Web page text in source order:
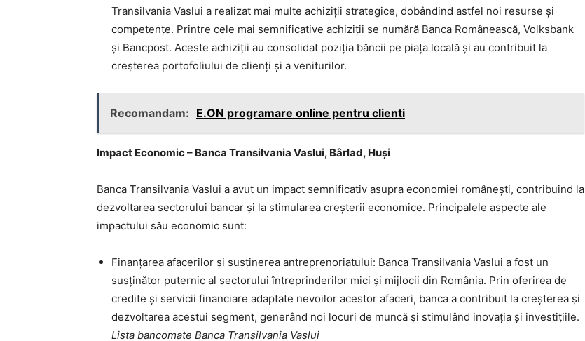
Transilvania Vaslui a realizat mai multe achiziții strategice, dobândind astfel noi resurse și
competențe. Printre cele mai semnificative achiziții se numără Banca Românească, Volksbank
și Bancpost. Aceste achiziții au consolidat poziția băncii pe piața locală și au contribuit la
creșterea portofoliului de clienți și a veniturilor.
Recomandam: E.ON programare online pentru clienti
Impact Economic – Banca Transilvania Vaslui, Bârlad, Huși
Banca Transilvania Vaslui a avut un impact semnificativ asupra economiei românești, contribuind la
dezvoltarea sectorului bancar și la stimularea creșterii economice. Principalele aspecte ale
impactului său economic sunt:
Finanțarea afacerilor și susținerea antreprenoriatului: Banca Transilvania Vaslui a fost un
susținător puternic al sectorului întreprinderilor mici și mijlocii din România. Prin oferirea de
credite și servicii financiare adaptate nevoilor acestor afaceri, banca a contribuit la creșterea și
dezvoltarea acestui segment, generând noi locuri de muncă și stimulând inovația și investițiile.
Lista bancomate Banca Transilvania Vaslui